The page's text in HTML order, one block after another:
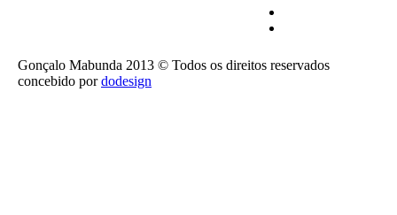
Gonçalo Mabunda 2013 © Todos os direitos reservados
concebido pordodesign